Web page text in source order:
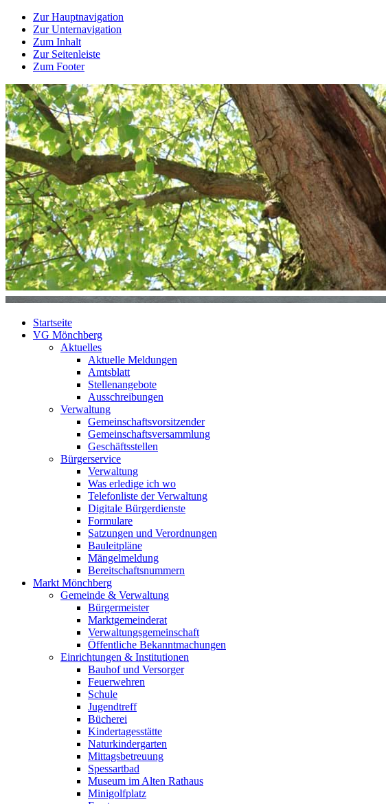
Zur Hauptnavigation
Zur Unternavigation
Zum Inhalt
Zur Seitenleiste
Zum Footer
Startseite
VG Mönchberg
Aktuelles
Aktuelle Meldungen
Amtsblatt
Stellenangebote
Ausschreibungen
Verwaltung
Gemeinschaftsvorsitzender
Gemeinschaftsversammlung
Geschäftsstellen
Bürgerservice
Verwaltung
Was erledige ich wo
Telefonliste der Verwaltung
Digitale Bürgerdienste
Formulare
Satzungen und Verordnungen
Bauleitpläne
Mängelmeldung
Bereitschaftsnummern
Markt Mönchberg
Gemeinde & Verwaltung
Bürgermeister
Marktgemeinderat
Verwaltungsgemeinschaft
Öffentliche Bekanntmachungen
Einrichtungen & Institutionen
Bauhof und Versorger
Feuerwehren
Schule
Jugendtreff
Bücherei
Kindertagesstätte
Naturkindergarten
Mittagsbetreuung
Spessartbad
Museum im Alten Rathaus
Minigolfplatz